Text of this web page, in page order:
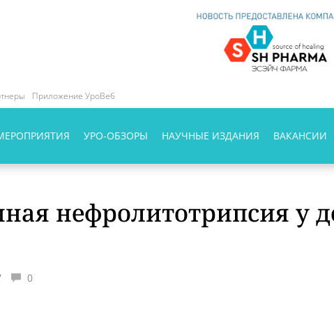
Приложение УроВеб
УРО-ОБЗОРЫ НАУЧНЫЕ ИЗДАНИЯ ВАКАНСИИ
нефролитотрипсия у
0